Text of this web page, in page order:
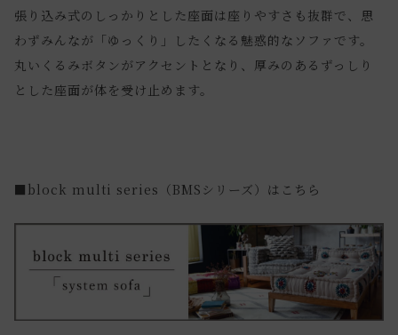
張り込み式のしっかりとした座面は座りやすさも抜群で、思
わずみんなが「ゆっくり」したくなる魅惑的なソファです。
丸いくるみボタンがアクセントとなり、厚みのあるずっしり
とした座面が体を受け止めます。
■block multi series（BMSシリーズ）はこちら